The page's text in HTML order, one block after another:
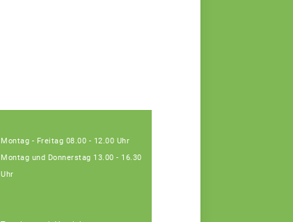
Montag - Freitag 08.00 - 12.00 Uhr
Montag und Donnerstag 13.00 - 16.30
Uhr